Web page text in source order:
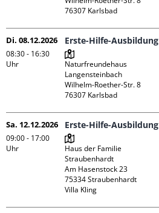
Di. 08.12.2026
08:30 - 16:30
Uhr
Erste-Hilfe-Ausbildung
Naturfreundehaus
Langensteinbach
Wilhelm-Roether-Str. 8
Sa. 12.12.2026
09:00 - 17:00
Uhr
Erste-Hilfe-Ausbildung
Haus der Familie
Straubenhardt
Am Hasenstock 23
75334 Straubenhardt
Villa Kling